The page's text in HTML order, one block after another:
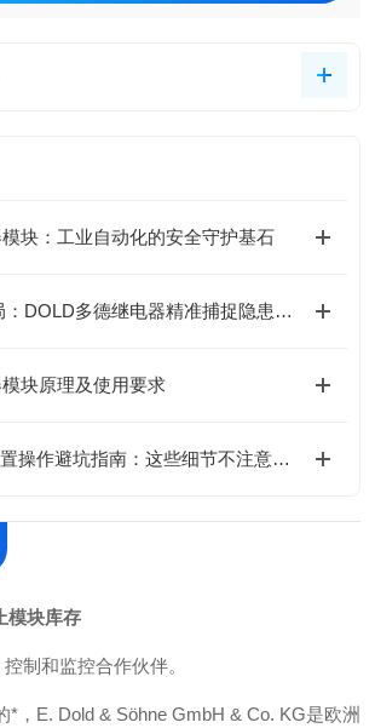
块：工业自动化的安全守护基石
破局电网复杂困局：DOLD多德继电器精准捕捉隐患的底层逻辑
块原理及使用要求
IPR机器人快换装置操作避坑指南：这些细节不注意，快换优势全白搭
模块库存
制和监控合作伙伴。
*，E. Dold & Söhne GmbH & Co. KG是欧洲